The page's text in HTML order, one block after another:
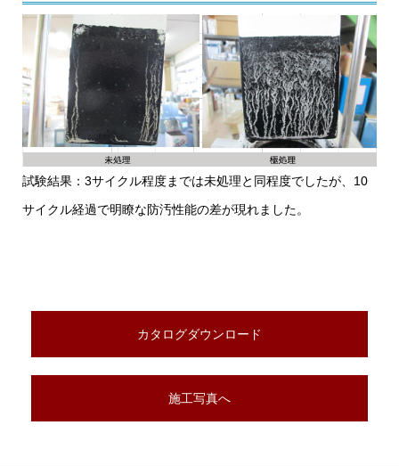
試験結果：3サイクル程度までは未処理と同程度でしたが、10
サイクル経過で明瞭な防汚性能の差が現れました。
カタログダウンロード
施工写真へ